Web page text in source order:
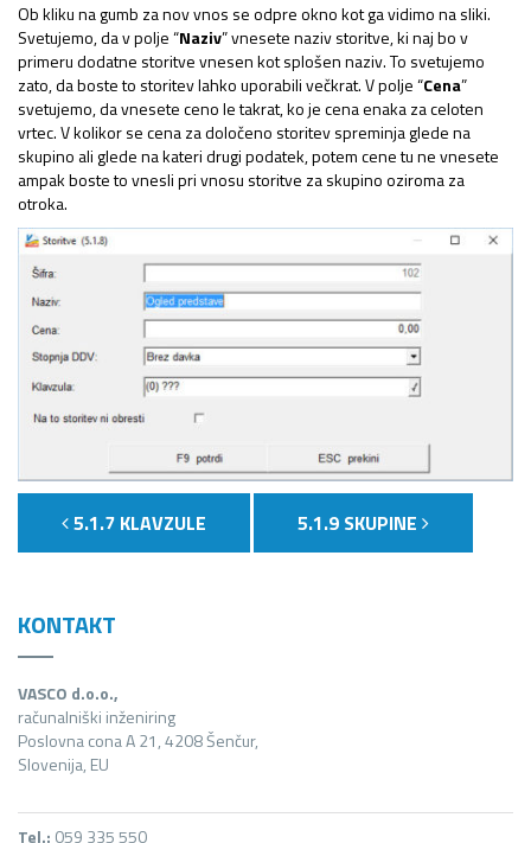
Ob kliku na gumb za nov vnos se odpre okno kot ga vidimo na sliki.
Svetujemo, da v polje “Naziv” vnesete naziv storitve, ki naj bo v
primeru dodatne storitve vnesen kot splošen naziv. To svetujemo
zato, da boste to storitev lahko uporabili večkrat. V polje “Cena”
svetujemo, da vnesete ceno le takrat, ko je cena enaka za celoten
vrtec. V kolikor se cena za določeno storitev spreminja glede na
skupino ali glede na kateri drugi podatek, potem cene tu ne vnesete
ampak boste to vnesli pri vnosu storitve za skupino oziroma za
otroka.
5.1.7 KLAVZULE 5.1.9 SKUPINE
KONTAKT
VASCO d.o.o.,
računalniški inženiring
Poslovna cona A 21, 4208 Šenčur,
Slovenija, EU
Tel.: 059 335 550